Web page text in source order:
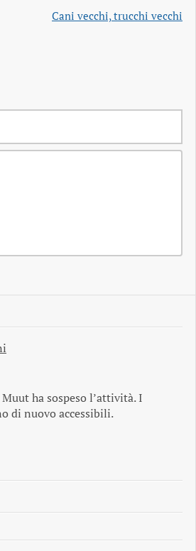
Cani vecchi, trucchi vecchi
ha sospeso l’attività. I
di nuovo accessibili.